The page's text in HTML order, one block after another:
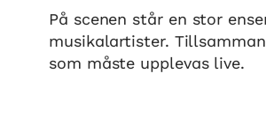
På scenen står en stor
musikalartister.
som måste upplevas live.